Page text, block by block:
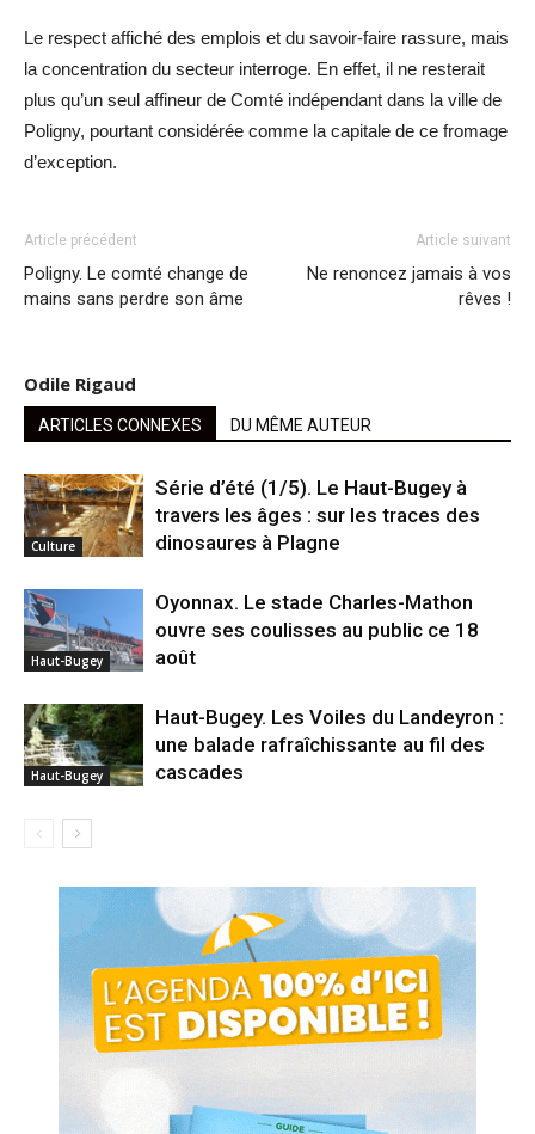
Le respect affiché des emplois et du savoir-faire rassure, mais
la concentration du secteur interroge. En effet, il ne resterait
plus qu’un seul affineur de Comté indépendant dans la ville de
Poligny, pourtant considérée comme la capitale de ce fromage
d’exception.
Article précédent
Poligny. Le comté change de
mains sans perdre son âme
Article suivant
Ne renoncez jamais à vos
rêves !
Odile Rigaud
ARTICLES CONNEXES DU MÊME AUTEUR
Culture
Série d’été (1/5). Le Haut-Bugey à
travers les âges : sur les traces des
dinosaures à Plagne
Haut-Bugey
Oyonnax. Le stade Charles-Mathon
ouvre ses coulisses au public ce 18
août
Haut-Bugey
Haut-Bugey. Les Voiles du Landeyron :
une balade rafraîchissante au fil des
cascades